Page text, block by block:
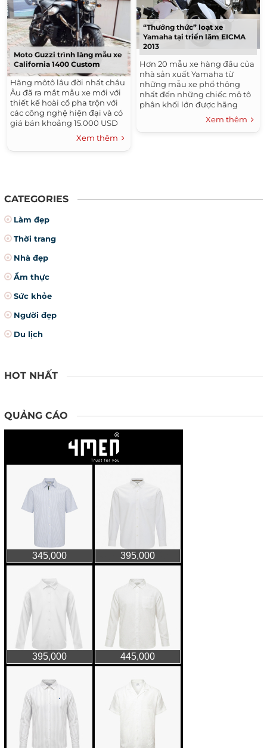
Moto Guzzi trình làng mẫu xe
California 1400 Custom
Hãng môtô lâu đời nhất châu
Âu đã ra mắt mẫu xe mới với
thiết kế hoài cổ pha trộn với
các công nghệ hiện đại và có
giá bán khoảng 15.000 USD
tại Mỹ. Moto Guzzi, với lịch sử
Xem thêm
“Thưởng thức” loạt xe
Yamaha tại triển lãm EICMA
2013
Hơn 20 mẫu xe hàng đầu của
nhà sản xuất Yamaha từ
những mẫu xe phổ thông
nhất đến những chiếc mô tô
phân khối lớn được hãng
đem tới triển lãm...Xem thêm
CATEGORIES
Làm đẹp
Thời trang
Nhà đẹp
Ẩm thực
Sức khỏe
Người đẹp
Du lịch
HOT NHẤT
QUẢNG CÁO